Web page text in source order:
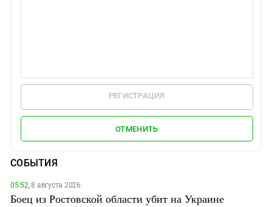
РЕГИСТРАЦИЯ
ОТМЕНИТЬ
СОБЫТИЯ
05:52,8 августа 2026
Боец из Ростовской области убит на Украине